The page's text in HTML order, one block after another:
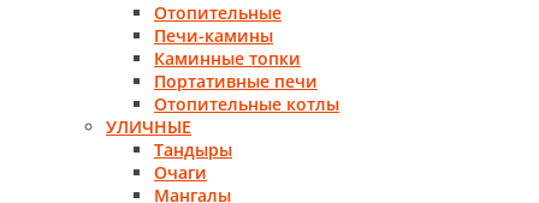
Отопительные
Печи-камины
Каминные топки
Портативные печи
Отопительные котлы
УЛИЧНЫЕ
Тандыры
Очаги
Мангалы